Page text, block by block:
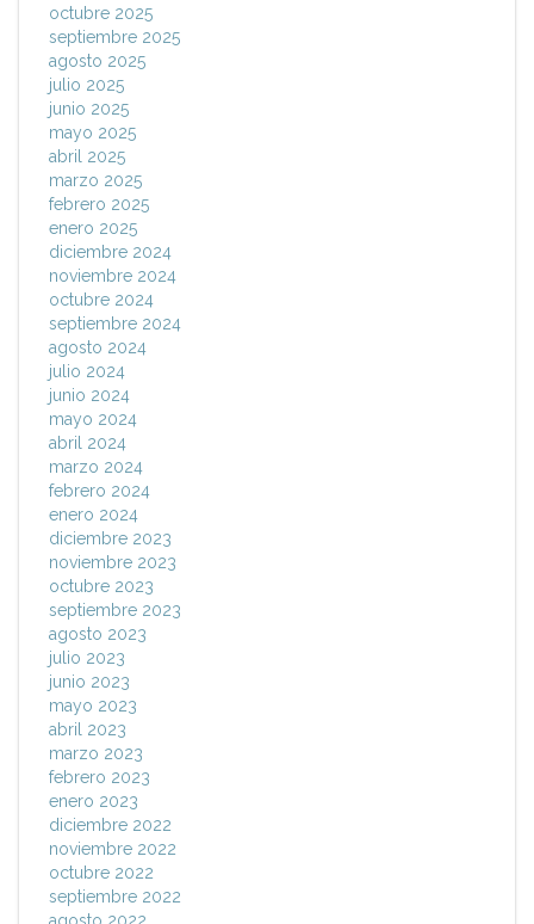
octubre 2025
septiembre 2025
agosto 2025
julio 2025
junio 2025
mayo 2025
abril 2025
marzo 2025
febrero 2025
enero 2025
diciembre 2024
noviembre 2024
octubre 2024
septiembre 2024
agosto 2024
julio 2024
junio 2024
mayo 2024
abril 2024
marzo 2024
febrero 2024
enero 2024
diciembre 2023
noviembre 2023
octubre 2023
septiembre 2023
agosto 2023
julio 2023
junio 2023
mayo 2023
abril 2023
marzo 2023
febrero 2023
enero 2023
diciembre 2022
noviembre 2022
octubre 2022
septiembre 2022